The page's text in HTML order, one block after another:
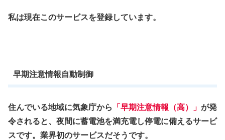
私は現在このサービスを登録しています。
早期注意情報自動制御
住んでいる地域に気象庁から 「早期注意情報（高）」 が発
令されると、夜間に蓄電池を満充電し停電に備えるサービ
スです。業界初のサービスだそうです。